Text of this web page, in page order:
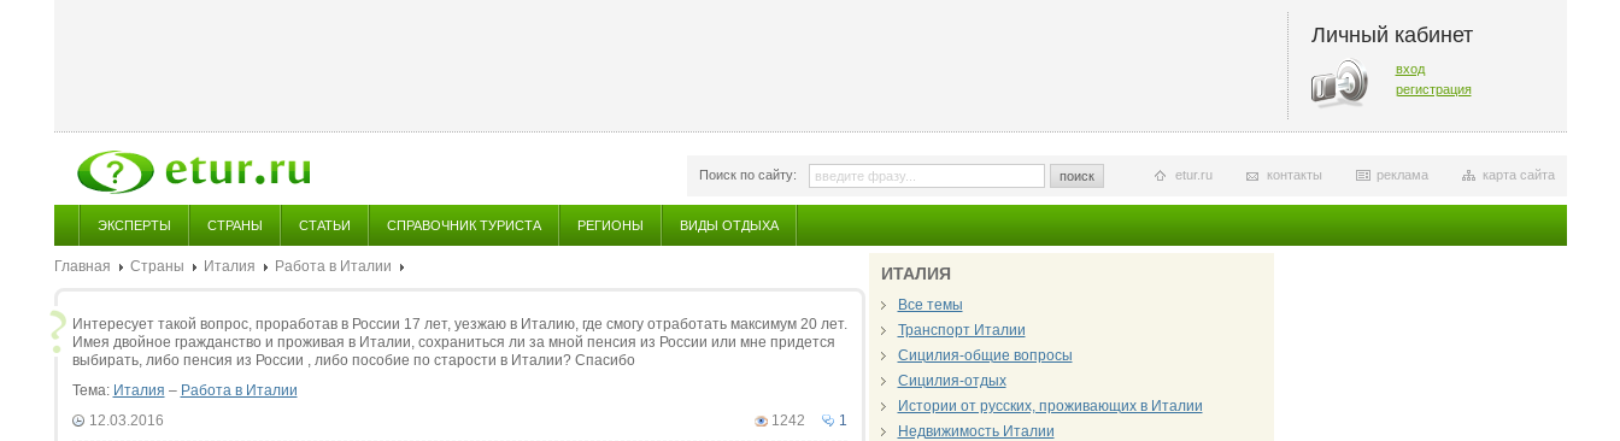
Личный кабинет
вход
регистрация
Поиск по сайту: поиск карта сайта
реклама
контакты
etur.ru
ЭКСПЕРТЫ СТРАНЫ СТАТЬИ СПРАВОЧНИК ТУРИСТА РЕГИОНЫ ВИДЫ ОТДЫХА
Главная Страны Италия Работа в Италии
Интересует такой вопрос, проработав в России 17 лет, уезжаю в Италию, где смогу отработать максимум 20 лет.
Имея двойное гражданство и проживая в Италии, сохраниться ли за мной пенсия из России или мне придется
выбирать, либо пенсия из России , либо пособие по старости в Италии? Спасибо
Тема: Италия – Работа в Италии
1
1242
12.03.2016
ИТАЛИЯ
Все темы
Транспорт Италии
Сицилия-общие вопросы
Сицилия-отдых
Истории от русских, проживающих в Италии
Недвижимость Италии